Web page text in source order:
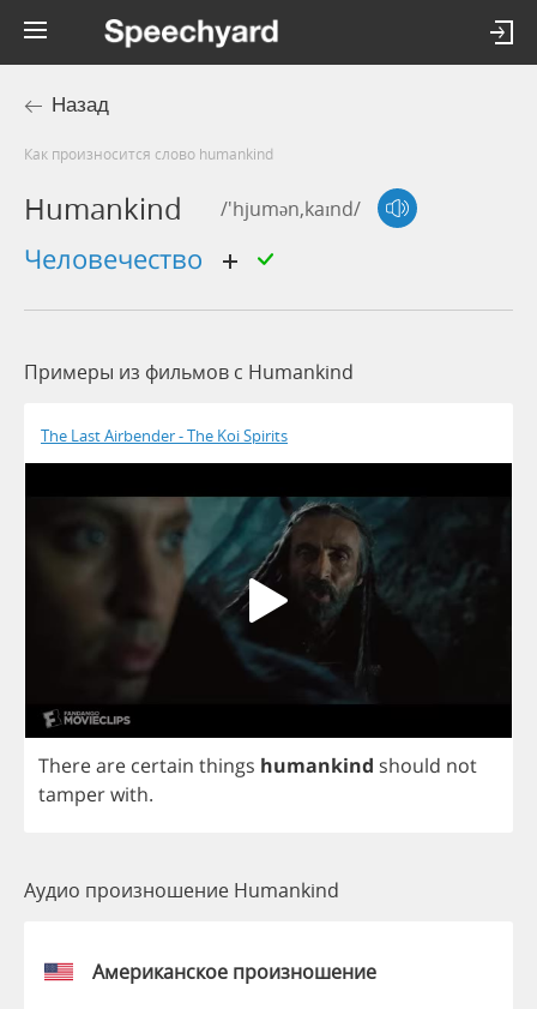
Назад
Как произносится слово humankind
Humankind /'hjumən,kaɪnd/
человечество
Примеры из фильмов c Humankind
The Last Airbender - The Koi Spirits
Thereare certain things humankind should not
tamperwith.
Аудио произношение Humankind
Американское произношение